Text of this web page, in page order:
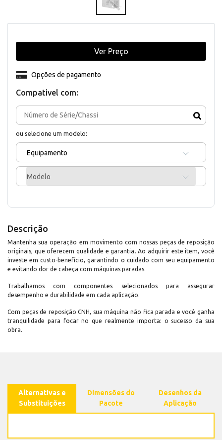
Compativel com:
ou selecione um modelo:
Equipamento
Modelo
Opções de pagamento
Ver Preço
Descrição
Mantenha sua operação em movimento com nossas peças de reposição
originais, que oferecem qualidade e garantia. Ao adquirir este item, você
investe em custo-benefício, garantindo o cuidado com seu equipamento
e evitando dor de cabeça com máquinas paradas.
Trabalhamos com componentes selecionados para assegurar
desempenho e durabilidade em cada aplicação.
Com peças de reposição CNH, sua máquina não fica parada e você ganha
tranquilidade para focar no que realmente importa: o sucesso da sua
obra.
Alternativas e
Substituições
Dimensões do
Pacote
Desenhos da
Aplicação